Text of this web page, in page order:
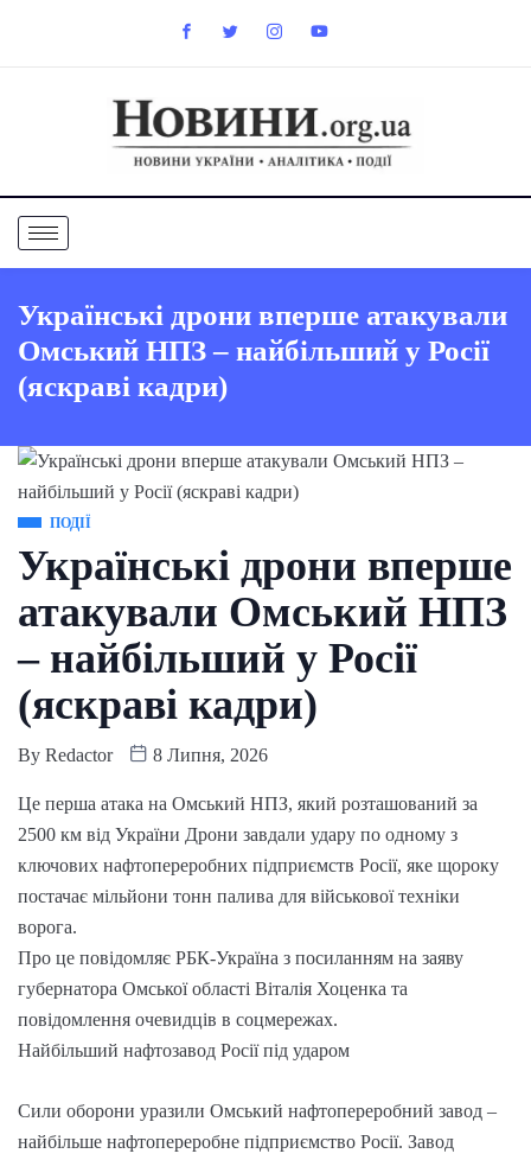
Українські дрони вперше атакували
Омський НПЗ – найбільший у Росії
(яскраві кадри)
ПОДІЇ
Українські дрони вперше
атакували Омський НПЗ
– найбільший у Росії
(яскраві кадри)
By Redactor 8 Липня, 2026
Це перша атака на Омський НПЗ, який розташований за
2500 км від України Дрони завдали удару по одному з
ключових нафтопереробних підприємств Росії, яке щороку
постачає мільйони тонн палива для військової техніки
ворога.
Про це повідомляє РБК-Україна з посиланням на заяву
губернатора Омської області Віталія Хоценка та
повідомлення очевидців в соцмережах.
Найбільший нафтозавод Росії під ударом
Сили оборони уразили Омський нафтопереробний завод –
найбільше нафтопереробне підприємство Росії. Завод